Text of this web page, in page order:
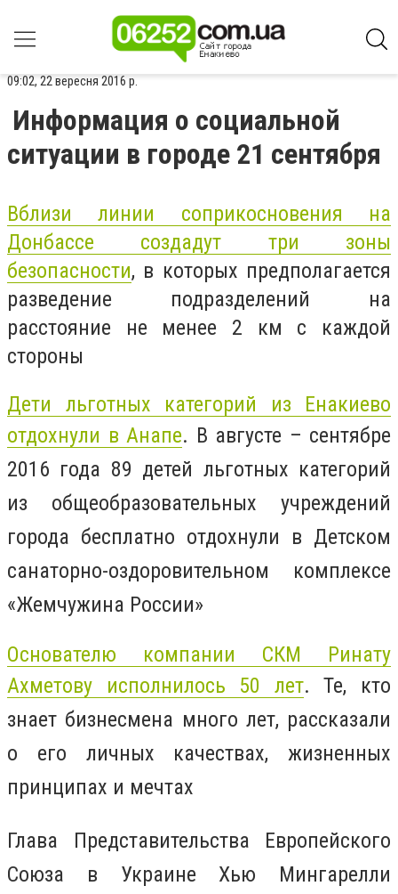
09:02, 22 вересня 2016 р.
Информация о социальной
ситуации в городе 21 сентября
Вблизи линии соприкосновения на
Донбассе создадут три зоны
безопасности, в которых предполагается
разведение подразделений на
расстояние не менее 2 км с каждой
стороны
Дети льготных категорий из Енакиево
отдохнули в Анапе. В августе – сентябре
2016 года 89 детей льготных категорий
из общеобразовательных учреждений
города бесплатно отдохнули в Детском
санаторно-оздоровительном комплексе
«Жемчужина России»
Основателю компании СКМ Ринату
Ахметову исполнилось 50 лет. Те, кто
знает бизнесмена много лет, рассказали
о его личных качествах, жизненных
принципах и мечтах
Глава Представительства Европейского
Союза в Украине Хью Мингарелли